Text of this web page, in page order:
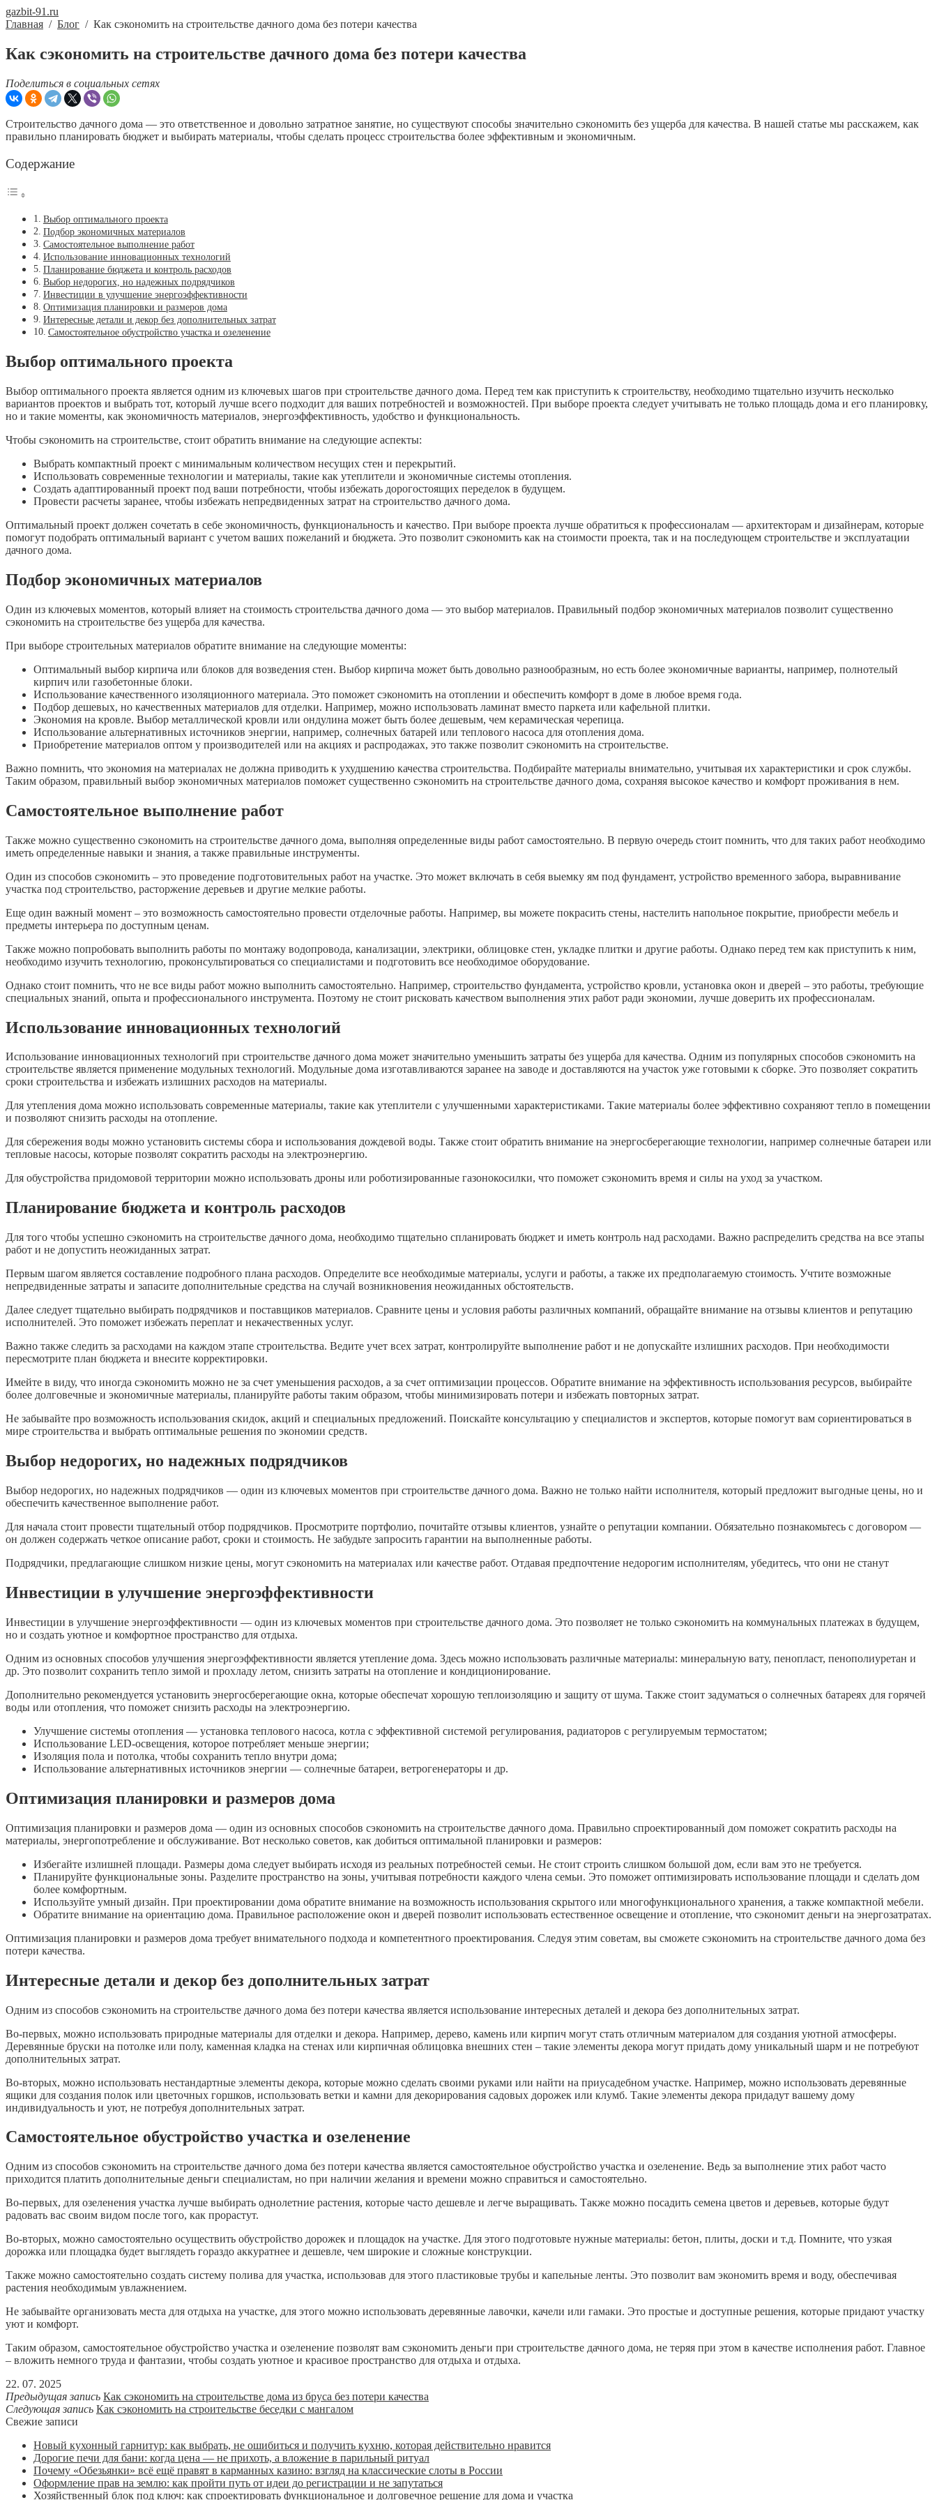
gazbit-91.ru
Главная / Блог / Как сэкономить на строительстве дачного дома без потери качества
Как сэкономить на строительстве дачного дома без потери качества
Поделиться в социальных сетях
Строительство дачного дома — это ответственное и довольно затратное занятие, но существуют способы значительно сэкономить без ущерба для качества. В нашей статье мы расскажем, как
правильно планировать бюджет и выбирать материалы, чтобы сделать процесс строительства более эффективным и экономичным.
Содержание
Выбор оптимального проекта
Подбор экономичных материалов
Самостоятельное выполнение работ
Использование инновационных технологий
Планирование бюджета и контроль расходов
Выбор недорогих, но надежных подрядчиков
Инвестиции в улучшение энергоэффективности
Оптимизация планировки и размеров дома
Интересные детали и декор без дополнительных затрат
Самостоятельное обустройство участка и озеленение
Выбор оптимального проекта
Выбор оптимального проекта является одним из ключевых шагов при строительстве дачного дома. Перед тем как приступить к строительству, необходимо тщательно изучить несколько
вариантов проектов и выбрать тот, который лучше всего подходит для ваших потребностей и возможностей. При выборе проекта следует учитывать не только площадь дома и его планировку,
но и такие моменты, как экономичность материалов, энергоэффективность, удобство и функциональность.
Чтобы сэкономить на строительстве, стоит обратить внимание на следующие аспекты:
Выбрать компактный проект с минимальным количеством несущих стен и перекрытий.
Использовать современные технологии и материалы, такие как утеплители и экономичные системы отопления.
Создать адаптированный проект под ваши потребности, чтобы избежать дорогостоящих переделок в будущем.
Провести расчеты заранее, чтобы избежать непредвиденных затрат на строительство дачного дома.
Оптимальный проект должен сочетать в себе экономичность, функциональность и качество. При выборе проекта лучше обратиться к профессионалам — архитекторам и дизайнерам, которые
помогут подобрать оптимальный вариант с учетом ваших пожеланий и бюджета. Это позволит сэкономить как на стоимости проекта, так и на последующем строительстве и эксплуатации
дачного дома.
Подбор экономичных материалов
Один из ключевых моментов, который влияет на стоимость строительства дачного дома — это выбор материалов. Правильный подбор экономичных материалов позволит существенно
сэкономить на строительстве без ущерба для качества.
При выборе строительных материалов обратите внимание на следующие моменты:
Оптимальный выбор кирпича или блоков для возведения стен. Выбор кирпича может быть довольно разнообразным, но есть более экономичные варианты, например, полнотелый
кирпич или газобетонные блоки.
Использование качественного изоляционного материала. Это поможет сэкономить на отоплении и обеспечить комфорт в доме в любое время года.
Подбор дешевых, но качественных материалов для отделки. Например, можно использовать ламинат вместо паркета или кафельной плитки.
Экономия на кровле. Выбор металлической кровли или ондулина может быть более дешевым, чем керамическая черепица.
Использование альтернативных источников энергии, например, солнечных батарей или теплового насоса для отопления дома.
Приобретение материалов оптом у производителей или на акциях и распродажах, это также позволит сэкономить на строительстве.
Важно помнить, что экономия на материалах не должна приводить к ухудшению качества строительства. Подбирайте материалы внимательно, учитывая их характеристики и срок службы.
Таким образом, правильный выбор экономичных материалов поможет существенно сэкономить на строительстве дачного дома, сохраняя высокое качество и комфорт проживания в нем.
Самостоятельное выполнение работ
Также можно существенно сэкономить на строительстве дачного дома, выполняя определенные виды работ самостоятельно. В первую очередь стоит помнить, что для таких работ необходимо
иметь определенные навыки и знания, а также правильные инструменты.
Один из способов сэкономить – это проведение подготовительных работ на участке. Это может включать в себя выемку ям под фундамент, устройство временного забора, выравнивание
участка под строительство, расторжение деревьев и другие мелкие работы.
Еще один важный момент – это возможность самостоятельно провести отделочные работы. Например, вы можете покрасить стены, настелить напольное покрытие, приобрести мебель и
предметы интерьера по доступным ценам.
Также можно попробовать выполнить работы по монтажу водопровода, канализации, электрики, облицовке стен, укладке плитки и другие работы. Однако перед тем как приступить к ним,
необходимо изучить технологию, проконсультироваться со специалистами и подготовить все необходимое оборудование.
Однако стоит помнить, что не все виды работ можно выполнить самостоятельно. Например, строительство фундамента, устройство кровли, установка окон и дверей – это работы, требующие
специальных знаний, опыта и профессионального инструмента. Поэтому не стоит рисковать качеством выполнения этих работ ради экономии, лучше доверить их профессионалам.
Использование инновационных технологий
Использование инновационных технологий при строительстве дачного дома может значительно уменьшить затраты без ущерба для качества. Одним из популярных способов сэкономить на
строительстве является применение модульных технологий. Модульные дома изготавливаются заранее на заводе и доставляются на участок уже готовыми к сборке. Это позволяет сократить
сроки строительства и избежать излишних расходов на материалы.
Для утепления дома можно использовать современные материалы, такие как утеплители с улучшенными характеристиками. Такие материалы более эффективно сохраняют тепло в помещении
и позволяют снизить расходы на отопление.
Для сбережения воды можно установить системы сбора и использования дождевой воды. Также стоит обратить внимание на энергосберегающие технологии, например солнечные батареи или
тепловые насосы, которые позволят сократить расходы на электроэнергию.
Для обустройства придомовой территории можно использовать дроны или роботизированные газонокосилки, что поможет сэкономить время и силы на уход за участком.
Планирование бюджета и контроль расходов
Для того чтобы успешно сэкономить на строительстве дачного дома, необходимо тщательно спланировать бюджет и иметь контроль над расходами. Важно распределить средства на все этапы
работ и не допустить неожиданных затрат.
Первым шагом является составление подробного плана расходов. Определите все необходимые материалы, услуги и работы, а также их предполагаемую стоимость. Учтите возможные
непредвиденные затраты и запасите дополнительные средства на случай возникновения неожиданных обстоятельств.
Далее следует тщательно выбирать подрядчиков и поставщиков материалов. Сравните цены и условия работы различных компаний, обращайте внимание на отзывы клиентов и репутацию
исполнителей. Это поможет избежать переплат и некачественных услуг.
Важно также следить за расходами на каждом этапе строительства. Ведите учет всех затрат, контролируйте выполнение работ и не допускайте излишних расходов. При необходимости
пересмотрите план бюджета и внесите корректировки.
Имейте в виду, что иногда сэкономить можно не за счет уменьшения расходов, а за счет оптимизации процессов. Обратите внимание на эффективность использования ресурсов, выбирайте
более долговечные и экономичные материалы, планируйте работы таким образом, чтобы минимизировать потери и избежать повторных затрат.
Не забывайте про возможность использования скидок, акций и специальных предложений. Поискайте консультацию у специалистов и экспертов, которые помогут вам сориентироваться в
мире строительства и выбрать оптимальные решения по экономии средств.
Выбор недорогих, но надежных подрядчиков
Выбор недорогих, но надежных подрядчиков — один из ключевых моментов при строительстве дачного дома. Важно не только найти исполнителя, который предложит выгодные цены, но и
обеспечить качественное выполнение работ.
Для начала стоит провести тщательный отбор подрядчиков. Просмотрите портфолио, почитайте отзывы клиентов, узнайте о репутации компании. Обязательно познакомьтесь с договором —
он должен содержать четкое описание работ, сроки и стоимость. Не забудьте запросить гарантии на выполненные работы.
Подрядчики, предлагающие слишком низкие цены, могут сэкономить на материалах или качестве работ. Отдавая предпочтение недорогим исполнителям, убедитесь, что они не станут
Инвестиции в улучшение энергоэффективности
Инвестиции в улучшение энергоэффективности — один из ключевых моментов при строительстве дачного дома. Это позволяет не только сэкономить на коммунальных платежах в будущем,
но и создать уютное и комфортное пространство для отдыха.
Одним из основных способов улучшения энергоэффективности является утепление дома. Здесь можно использовать различные материалы: минеральную вату, пенопласт, пенополиуретан и
др. Это позволит сохранить тепло зимой и прохладу летом, снизить затраты на отопление и кондиционирование.
Дополнительно рекомендуется установить энергосберегающие окна, которые обеспечат хорошую теплоизоляцию и защиту от шума. Также стоит задуматься о солнечных батареях для горячей
воды или отопления, что поможет снизить расходы на электроэнергию.
Улучшение системы отопления — установка теплового насоса, котла с эффективной системой регулирования, радиаторов с регулируемым термостатом;
Использование LED-освещения, которое потребляет меньше энергии;
Изоляция пола и потолка, чтобы сохранить тепло внутри дома;
Использование альтернативных источников энергии — солнечные батареи, ветрогенераторы и др.
Оптимизация планировки и размеров дома
Оптимизация планировки и размеров дома — один из основных способов сэкономить на строительстве дачного дома. Правильно спроектированный дом поможет сократить расходы на
материалы, энергопотребление и обслуживание. Вот несколько советов, как добиться оптимальной планировки и размеров:
Избегайте излишней площади. Размеры дома следует выбирать исходя из реальных потребностей семьи. Не стоит строить слишком большой дом, если вам это не требуется.
Планируйте функциональные зоны. Разделите пространство на зоны, учитывая потребности каждого члена семьи. Это поможет оптимизировать использование площади и сделать дом
более комфортным.
Используйте умный дизайн. При проектировании дома обратите внимание на возможность использования скрытого или многофункционального хранения, а также компактной мебели.
Обратите внимание на ориентацию дома. Правильное расположение окон и дверей позволит использовать естественное освещение и отопление, что сэкономит деньги на энергозатратах.
Оптимизация планировки и размеров дома требует внимательного подхода и компетентного проектирования. Следуя этим советам, вы сможете сэкономить на строительстве дачного дома без
потери качества.
Интересные детали и декор без дополнительных затрат
Одним из способов сэкономить на строительстве дачного дома без потери качества является использование интересных деталей и декора без дополнительных затрат.
Во-первых, можно использовать природные материалы для отделки и декора. Например, дерево, камень или кирпич могут стать отличным материалом для создания уютной атмосферы.
Деревянные бруски на потолке или полу, каменная кладка на стенах или кирпичная облицовка внешних стен – такие элементы декора могут придать дому уникальный шарм и не потребуют
дополнительных затрат.
Во-вторых, можно использовать нестандартные элементы декора, которые можно сделать своими руками или найти на приусадебном участке. Например, можно использовать деревянные
ящики для создания полок или цветочных горшков, использовать ветки и камни для декорирования садовых дорожек или клумб. Такие элементы декора придадут вашему дому
индивидуальность и уют, не потребуя дополнительных затрат.
Самостоятельное обустройство участка и озеленение
Одним из способов сэкономить на строительстве дачного дома без потери качества является самостоятельное обустройство участка и озеленение. Ведь за выполнение этих работ часто
приходится платить дополнительные деньги специалистам, но при наличии желания и времени можно справиться и самостоятельно.
Во-первых, для озеленения участка лучше выбирать однолетние растения, которые часто дешевле и легче выращивать. Также можно посадить семена цветов и деревьев, которые будут
радовать вас своим видом после того, как прорастут.
Во-вторых, можно самостоятельно осуществить обустройство дорожек и площадок на участке. Для этого подготовьте нужные материалы: бетон, плиты, доски и т.д. Помните, что узкая
дорожка или площадка будет выглядеть гораздо аккуратнее и дешевле, чем широкие и сложные конструкции.
Также можно самостоятельно создать систему полива для участка, использовав для этого пластиковые трубы и капельные ленты. Это позволит вам экономить время и воду, обеспечивая
растения необходимым увлажнением.
Не забывайте организовать места для отдыха на участке, для этого можно использовать деревянные лавочки, качели или гамаки. Это простые и доступные решения, которые придают участку
уют и комфорт.
Таким образом, самостоятельное обустройство участка и озеленение позволят вам сэкономить деньги при строительстве дачного дома, не теряя при этом в качестве исполнения работ. Главное
– вложить немного труда и фантазии, чтобы создать уютное и красивое пространство для отдыха и отдыха.
22. 07. 2025
Предыдущая запись Как сэкономить на строительстве дома из бруса без потери качества
Следующая запись Как сэкономить на строительстве беседки с мангалом
Свежие записи
Новый кухонный гарнитур: как выбрать, не ошибиться и получить кухню, которая действительно нравится
Дорогие печи для бани: когда цена — не прихоть, а вложение в парильный ритуал
Почему «Обезьянки» всё ещё правят в карманных казино: взгляд на классические слоты в России
Оформление прав на землю: как пройти путь от идеи до регистрации и не запутаться
Хозяйственный блок под ключ: как спроектировать функциональное и долговечное решение для дома и участка